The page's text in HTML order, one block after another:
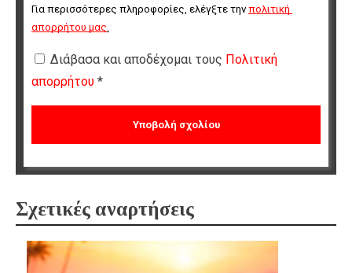
Για περισσότερες πληροφορίες, ελέγξτε την πολιτική
απορρήτου μας
Διάβασα και αποδέχομαι τους Πολιτική
απορρήτου *
Σχετικές αναρτήσεις